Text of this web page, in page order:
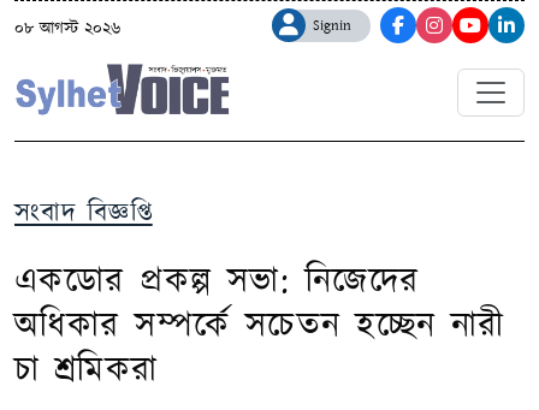
০৮ আগস্ট ২০২৬ Signin
সংবাদ বিজ্ঞপ্তি
একডোর প্রকল্প সভা: নিজেদের
অধিকার সম্পর্কে সচেতন হচ্ছেন নারী
চা শ্রমিকরা